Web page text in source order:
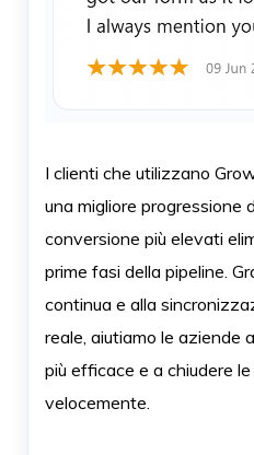
I clienti che utilizzano
una migliore progressione
conversione più elevati
prime fasi della pipeline.
continua e alla
reale, aiutiamo le aziende
più efficace e a chiudere
velocemente.